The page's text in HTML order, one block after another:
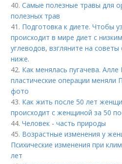
40.Самые полезные травы для
полезных трав
41. Подготовка к диете. Чтобы
происходит в мире диет с
углеводов, взгляните на
ниже.
42. Как менялась пугачева. Алле
пластические операции меняли
фото
43. Как жить после 50 лет
происходит с женщиной за 50
44.Человек - часть природы
45. Возрастные изменения у
Психические изменения при
лет